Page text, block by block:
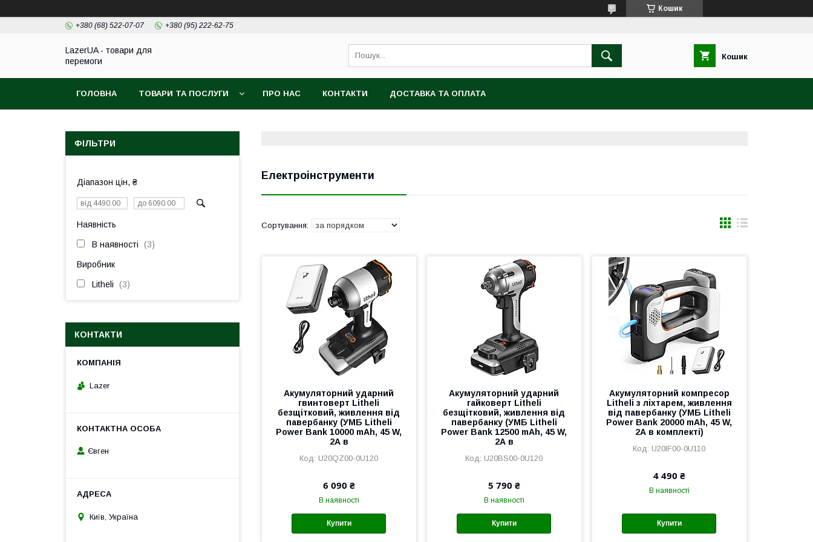
Кошик
+380 (68) 522-07-07 +380 (95) 222-62-75
LazerUA - товари для
перемоги
Кошик
ГОЛОВНА ТОВАРИ ТА ПОСЛУГИ ПРО НАС КОНТАКТИ ДОСТАВКА ТА ОПЛАТА
Електроінструменти
Акумуляторний ударний
гвинтоверт Litheli
безщітковий, живлення від
павербанку (УМБ Litheli
Power Bank 10000 mAh, 45 W,
2А в
U20QZ00-0U120
6 090 ₴
В наявності
Купити
Акумуляторний ударний
гайковерт Litheli
безщітковий, живлення від
павербанку (УМБ Litheli
Power Bank 12500 mAh, 45 W,
2А в
U20BS00-0U120
5 790 ₴
В наявності
Купити
Акумуляторний компресор
Litheli з ліхтарем, живлення
від павербанку (УМБ Litheli
Power Bank 20000 mAh, 45 W,
2А в комплекті)
U20IF00-0U110
4 490 ₴
В наявності
Купити
ФІЛЬТРИ
Діапазон цін, ₴
Наявність
В наявності 3
Виробник
Litheli 3
КОНТАКТИ
Lazer
Євген
Київ, Україна